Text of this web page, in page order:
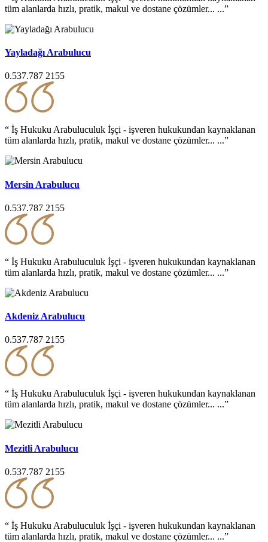
tüm alanlarda hızlı, pratik, makul ve dostane çözümler... ...”
Yayladağı Arabulucu
0.537.787 2155
“ İş Hukuku Arabuluculuk İşçi - işveren hukukundan kaynaklanan
tüm alanlarda hızlı, pratik, makul ve dostane çözümler... ...”
Mersin Arabulucu
0.537.787 2155
“ İş Hukuku Arabuluculuk İşçi - işveren hukukundan kaynaklanan
tüm alanlarda hızlı, pratik, makul ve dostane çözümler... ...”
Akdeniz Arabulucu
0.537.787 2155
“ İş Hukuku Arabuluculuk İşçi - işveren hukukundan kaynaklanan
tüm alanlarda hızlı, pratik, makul ve dostane çözümler... ...”
Mezitli Arabulucu
0.537.787 2155
“ İş Hukuku Arabuluculuk İşçi - işveren hukukundan kaynaklanan
tüm alanlarda hızlı, pratik, makul ve dostane çözümler... ...”